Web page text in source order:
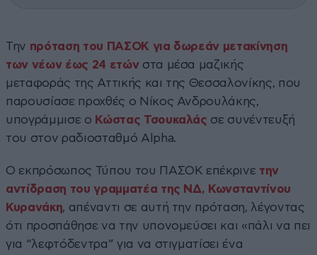
Την πρόταση του ΠΑΣΟΚ για δωρεάν μετακίνηση
των νέων έως 24 ετώνστα μέσα μαζικής
μεταφοράς της Αττικής και της Θεσσαλονίκης, που
παρουσίασε προχθές ο Νίκος Ανδρουλάκης,
υπογράμμισε ο Κώστας Τσουκαλάς σε συνέντευξή
του στον ραδιοσταθμό Alpha.
Ο εκπρόσωπος Τύπου του ΠΑΣΟΚ επέκρινε την
αντίδραση του γραμματέα της ΝΔ, Κωνσταντίνου
Κυρανάκη, απέναντι σε αυτή την πρόταση, λέγοντας
ότι προσπάθησε να την υπονομεύσει και «πάλι να πει
για “λεφτόδεντρα” για να στιγματίσει ένα